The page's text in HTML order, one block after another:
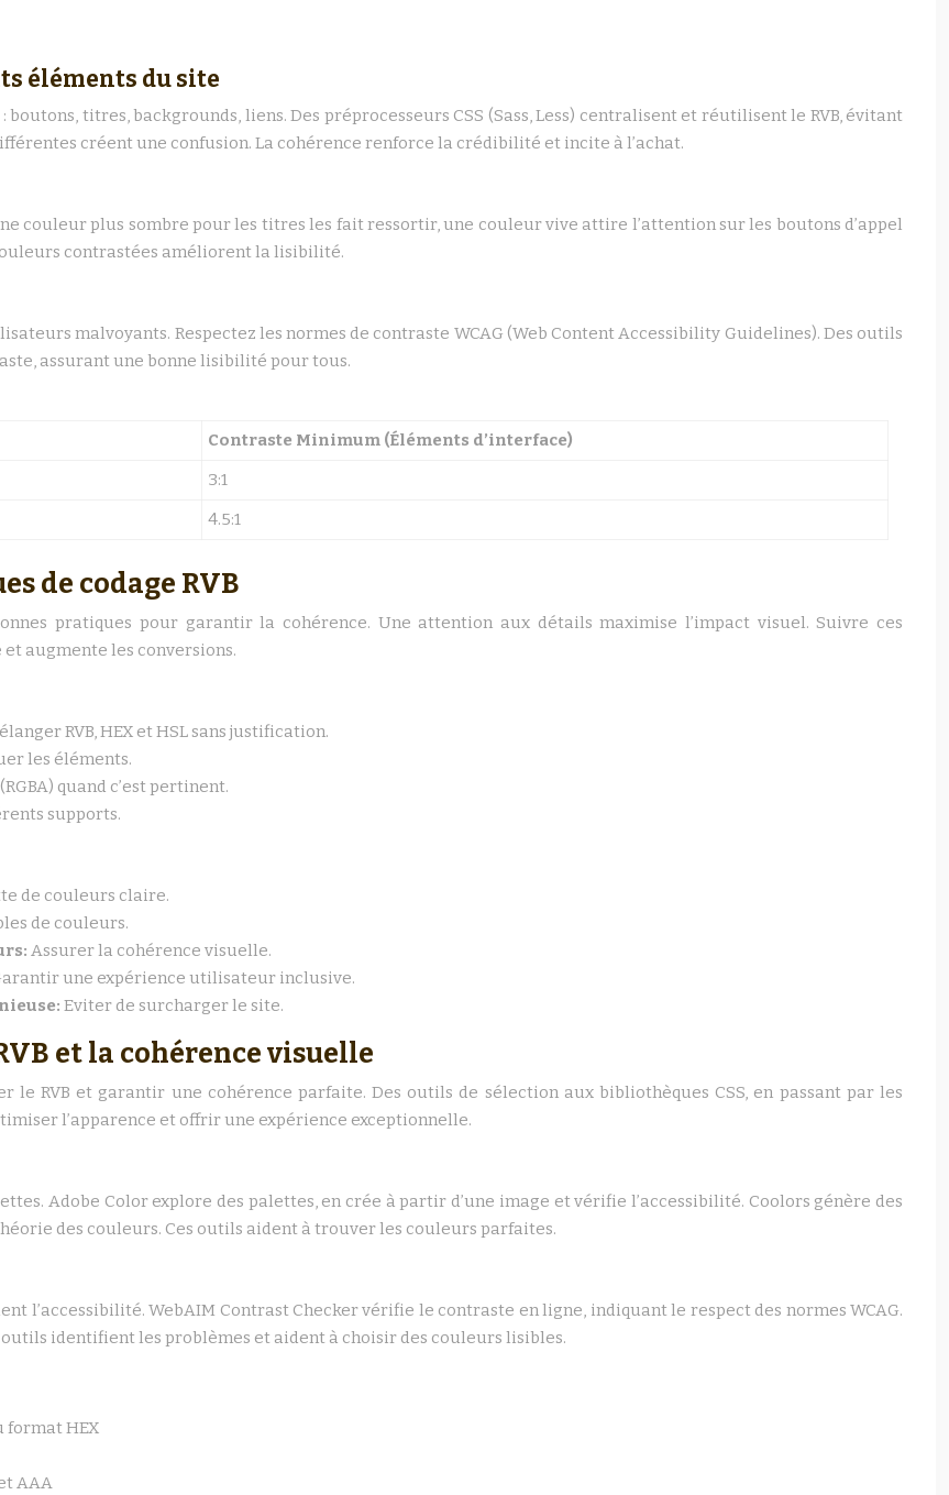
éléments du site
titres, backgrounds, liens. Des préprocesseurs CSS (Sass, Less) centralisent et réutilisent le RVB, évitant
créent une confusion. La cohérence renforce la crédibilité et incite à l’achat.
couleur plus sombre pour les titres les fait ressortir, une couleur vive attire l’attention sur les boutons d’appel
contrastées améliorent la lisibilité.
malvoyants. Respectez les normes de contraste WCAG (Web Content Accessibility Guidelines). Des outils
assurant une bonne lisibilité pour tous.
Contraste Minimum (Éléments d’interface)
3:1
4.5:1
de codage RVB
pratiques pour garantir la cohérence. Une attention aux détails maximise l’impact visuel. Suivre ces
augmente les conversions.
RVB, HEX et HSL sans justification.
les éléments.
quand c’est pertinent.
supports.
de couleurs claire.
de couleurs.
Assurer la cohérence visuelle.
une expérience utilisateur inclusive.
Eviter de surcharger le site.
et la cohérence visuelle
RVB et garantir une cohérence parfaite. Des outils de sélection aux bibliothèques CSS, en passant par les
l’apparence et offrir une expérience exceptionnelle.
Adobe Color explore des palettes, en crée à partir d’une image et vérifie l’accessibilité. Coolors génère des
des couleurs. Ces outils aident à trouver les couleurs parfaites.
l’accessibilité. WebAIM Contrast Checker vérifie le contraste en ligne, indiquant le respect des normes WCAG.
identifient les problèmes et aident à choisir des couleurs lisibles.
format HEX
AAA